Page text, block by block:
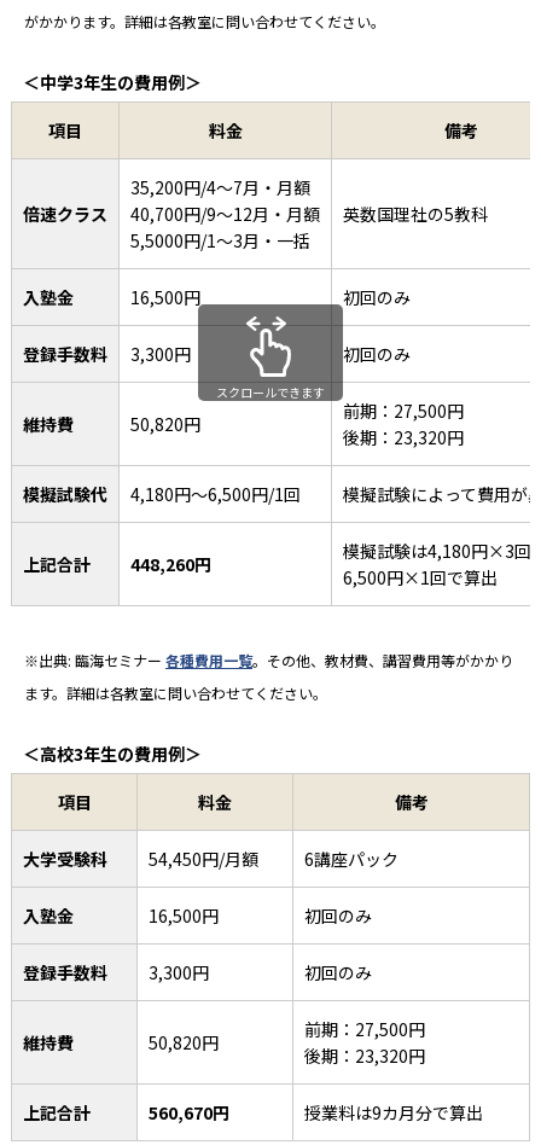
がかかります。詳細は各教室に問い合わせてください。
＜中学3年生の費用例＞
項目
料金 備考
倍速クラス
35,200円/4〜7月・月額
40,700円/9〜12月・月額
5,5000円/1〜3月・一括
英数国理社の5教科
入塾金 16,500円 初回のみ
登録手数料 3,300円 初回のみ
維持費 50,820円
前期：27,500円
後期：23,320円
模擬試験代 4,180円〜6,500円/1回 模擬試験によって費用が
上記合計 448,260円
模擬試験は4,180円×3回
6,500円×1回で算出
スクロールできます
※出典: 臨海セミナー 各種費用一覧。その他、教材費、講習費用等がかかり
ます。詳細は各教室に問い合わせてください。
＜高校3年生の費用例＞
項目
料金 備考
大学受験科 54,450円/月額 6講座パック
入塾金 16,500円 初回のみ
登録手数料 3,300円 初回のみ
維持費 50,820円
前期：27,500円
後期：23,320円
上記合計 560,670円 授業料は9カ月分で算出